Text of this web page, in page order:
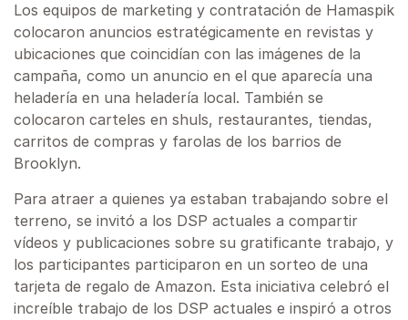
Los equipos de marketing y contratación de Hamaspik
colocaron anuncios estratégicamente en revistas y
ubicaciones que coincidían con las imágenes de la
campaña, como un anuncio en el que aparecía una
heladería en una heladería local. También se
colocaron carteles en shuls, restaurantes, tiendas,
carritos de compras y farolas de los barrios de
Brooklyn.
Para atraer a quienes ya estaban trabajando sobre el
terreno, se invitó a los DSP actuales a compartir
vídeos y publicaciones sobre su gratificante trabajo, y
los participantes participaron en un sorteo de una
tarjeta de regalo de Amazon. Esta iniciativa celebró el
increíble trabajo de los DSP actuales e inspiró a otros